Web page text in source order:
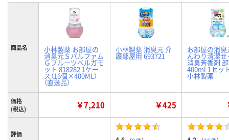
商品名 小林製薬 お部屋の
消臭元Ｓパルファム
Ｇフルーツベルガモ
ット 818282 1ケー
ス（16個×400ML）
（直送品）
小林製薬 消臭元 介
護部屋用 693721
お部屋の消臭
んわり清潔
消臭芳香剤
400ml 1セット
小林製薬
価格
(税込)
￥7,210 ￥425
評価